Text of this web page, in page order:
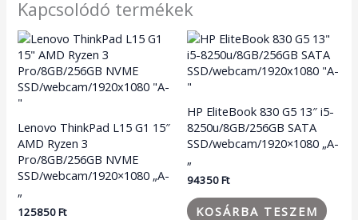
Kapcsolódó termékek
Lenovo ThinkPad L15 G1 15″
AMD Ryzen 3
Pro/8GB/256GB NVME
SSD/webcam/1920×1080 „A-
„
125850Ft
HP EliteBook 830 G5 13″ i5-
8250u/8GB/256GB SATA
SSD/webcam/1920×1080 „A-
„
94350Ft
KOSÁRBA TESZEM